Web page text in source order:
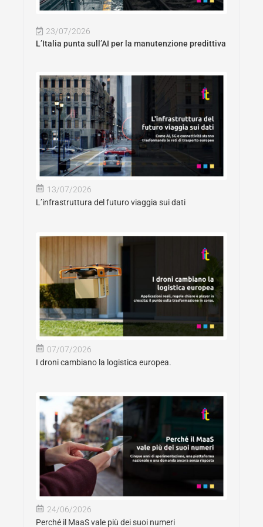
23/07/2026
L’Italia punta sull’AI per la manutenzione predittiva
13/07/2026
L’infrastruttura del futuro viaggia sui dati
07/07/2026
I droni cambiano la logistica europea.
24/06/2026
Perché il MaaS vale più dei suoi numeri